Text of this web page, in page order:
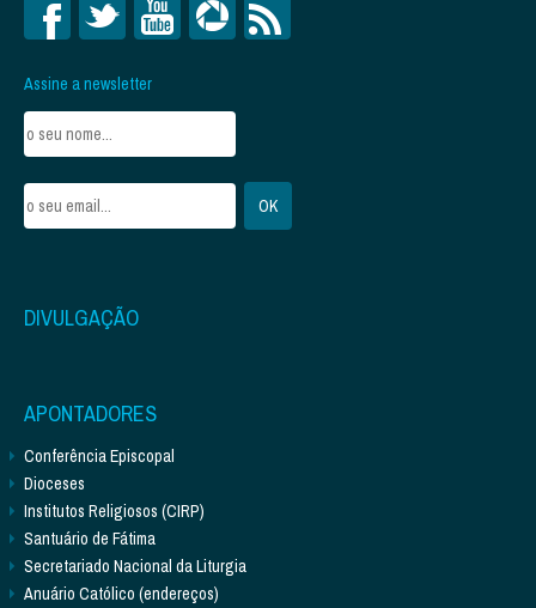
Assine a newsletter
DIVULGAÇÃO
APONTADORES
Conferência Episcopal
Dioceses
Institutos Religiosos (CIRP)
Santuário de Fátima
Secretariado Nacional da Liturgia
Anuário Católico (endereços)